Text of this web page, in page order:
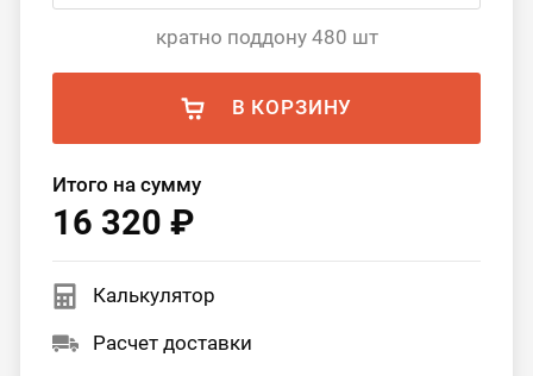
кратно поддону 480 шт
В КОРЗИНУ
Итого на сумму
16 320 ₽
Калькулятор
Расчет доставки